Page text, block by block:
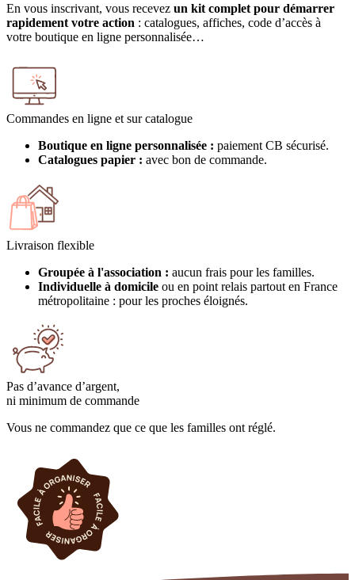
En vous inscrivant, vous recevez un kit complet pour démarrer
rapidement votre action : catalogues, affiches, code d’accès à
votre boutique en ligne personnalisée…
Commandes en ligne et sur catalogue
Boutique en ligne personnalisée : paiement CB sécurisé.
Catalogues papier : avec bon de commande.
Livraison flexible
Groupée à l'association : aucun frais pour les familles.
Individuelle à domicile ou en point relais partout en France
métropolitaine : pour les proches éloignés.
Pas d’avance d’argent,
ni minimum de commande
Vous ne commandez que ce que les familles ont réglé.